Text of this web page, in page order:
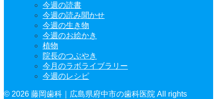
今週の読書
今週の読み聞かせ
今週の生き物
今週のお絵かき
植物
院長のつぶやき
今月のラボライブラリー
今週のレシピ
© 2026 藤岡歯科｜広島県府中市の歯科医院 All rights